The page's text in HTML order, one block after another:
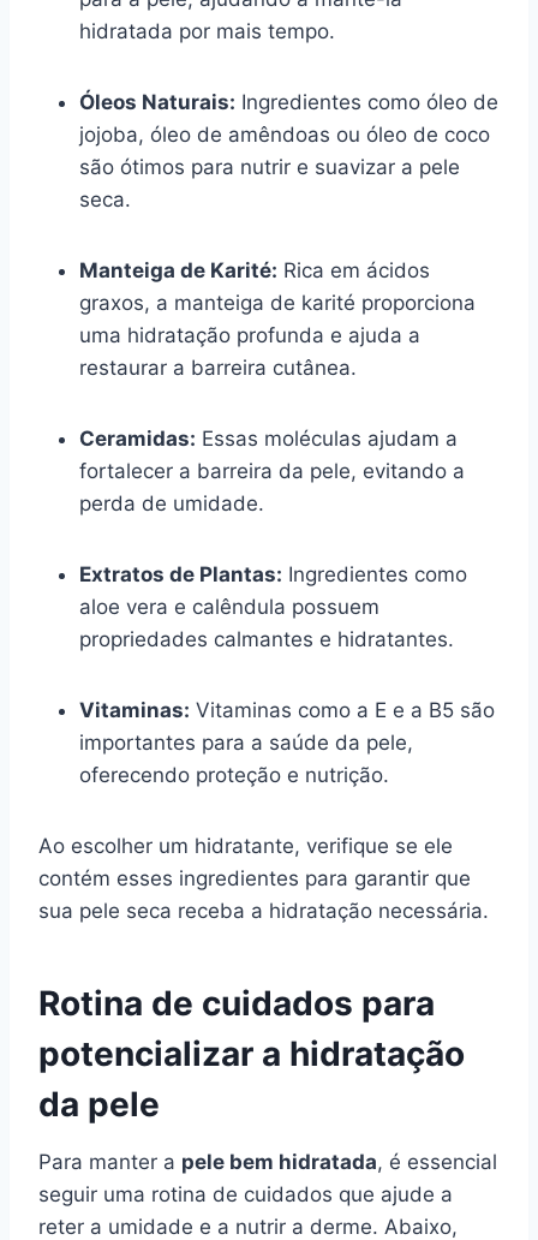
hidratada por mais tempo.
Óleos Naturais: Ingredientes como óleo de
jojoba, óleo de amêndoas ou óleo de coco
são ótimos para nutrir e suavizar a pele
seca.
Manteiga de Karité: Rica em ácidos
graxos, a manteiga de karité proporciona
uma hidratação profunda e ajuda a
restaurar a barreira cutânea.
Ceramidas: Essas moléculas ajudam a
fortalecer a barreira da pele, evitando a
perda de umidade.
Extratos de Plantas: Ingredientes como
aloe vera e calêndula possuem
propriedades calmantes e hidratantes.
Vitaminas: Vitaminas como a E e a B5 são
importantes para a saúde da pele,
oferecendo proteção e nutrição.
Ao escolher um hidratante, verifique se ele
contém esses ingredientes para garantir que
sua pele seca receba a hidratação necessária.
Rotina de cuidados para
potencializar a hidratação
da pele
Para manter a pele bem hidratada, é essencial
seguir uma rotina de cuidados que ajude a
reter a umidade e a nutrir a derme. Abaixo,